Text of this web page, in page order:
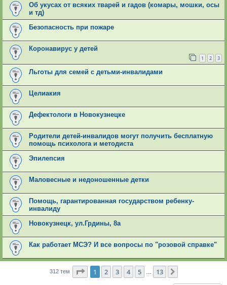
Об укусах от всяких тварей и гадов (комары, мошки, осы
и тд)
Безопасность при пожаре
Коронавирус у детей
1 2 3
Льготы для семей с детьми-инвалидами
Целиакия
Дефектологи в Новокузнецке
Родители детей-инвалидов могут получить бесплатную
помощь психолога и методиста
Эпилепсия
Маловесные и недоношенные детки
Помощь, гарантированная государством ребенку-
инвалиду
Новокузнецк, ул.Грдины, 8а
Как работает МСЭ? И все вопросы по "розовой справке"
312 тем Страница из 13
1 2 3 4 5 13